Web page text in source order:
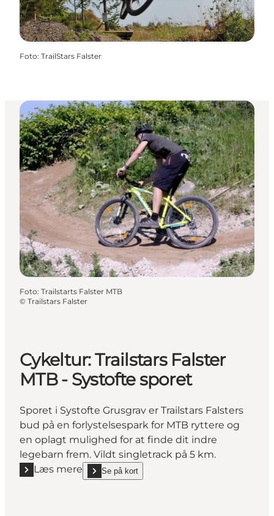
Foto: TrailStars Falster
Foto: Trailstarts Falster MTB
© Trailstars Falster
Cykeltur: Trailstars Falster
MTB - Systofte sporet
Sporet i Systofte Grusgrav er Trailstars Falsters
bud på en forlystelsespark for MTB ryttere og
en oplagt mulighed for at finde dit indre
legebarn frem. Vildt singletrack på 5 km.
Læs mere
Læs mere "Cykeltur: Trailstars Falster MTB -
Se på kort
show Cykeltur: Trailstars Falster MTB - Systofte